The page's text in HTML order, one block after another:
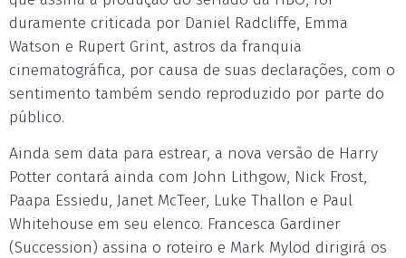
duramente criticada por Daniel Radcliffe, Emma
Watson e Rupert Grint, astros da franquia
cinematográfica, por causa de suas declarações, com o
sentimento também sendo reproduzido por parte do
público.
Ainda sem data para estrear, a nova versão de Harry
Potter contará ainda com John Lithgow, Nick Frost,
Paapa Essiedu, Janet McTeer, Luke Thallon e Paul
Whitehouse em seu elenco. Francesca Gardiner
(Succession) assina o roteiro e Mark Mylod dirigirá os